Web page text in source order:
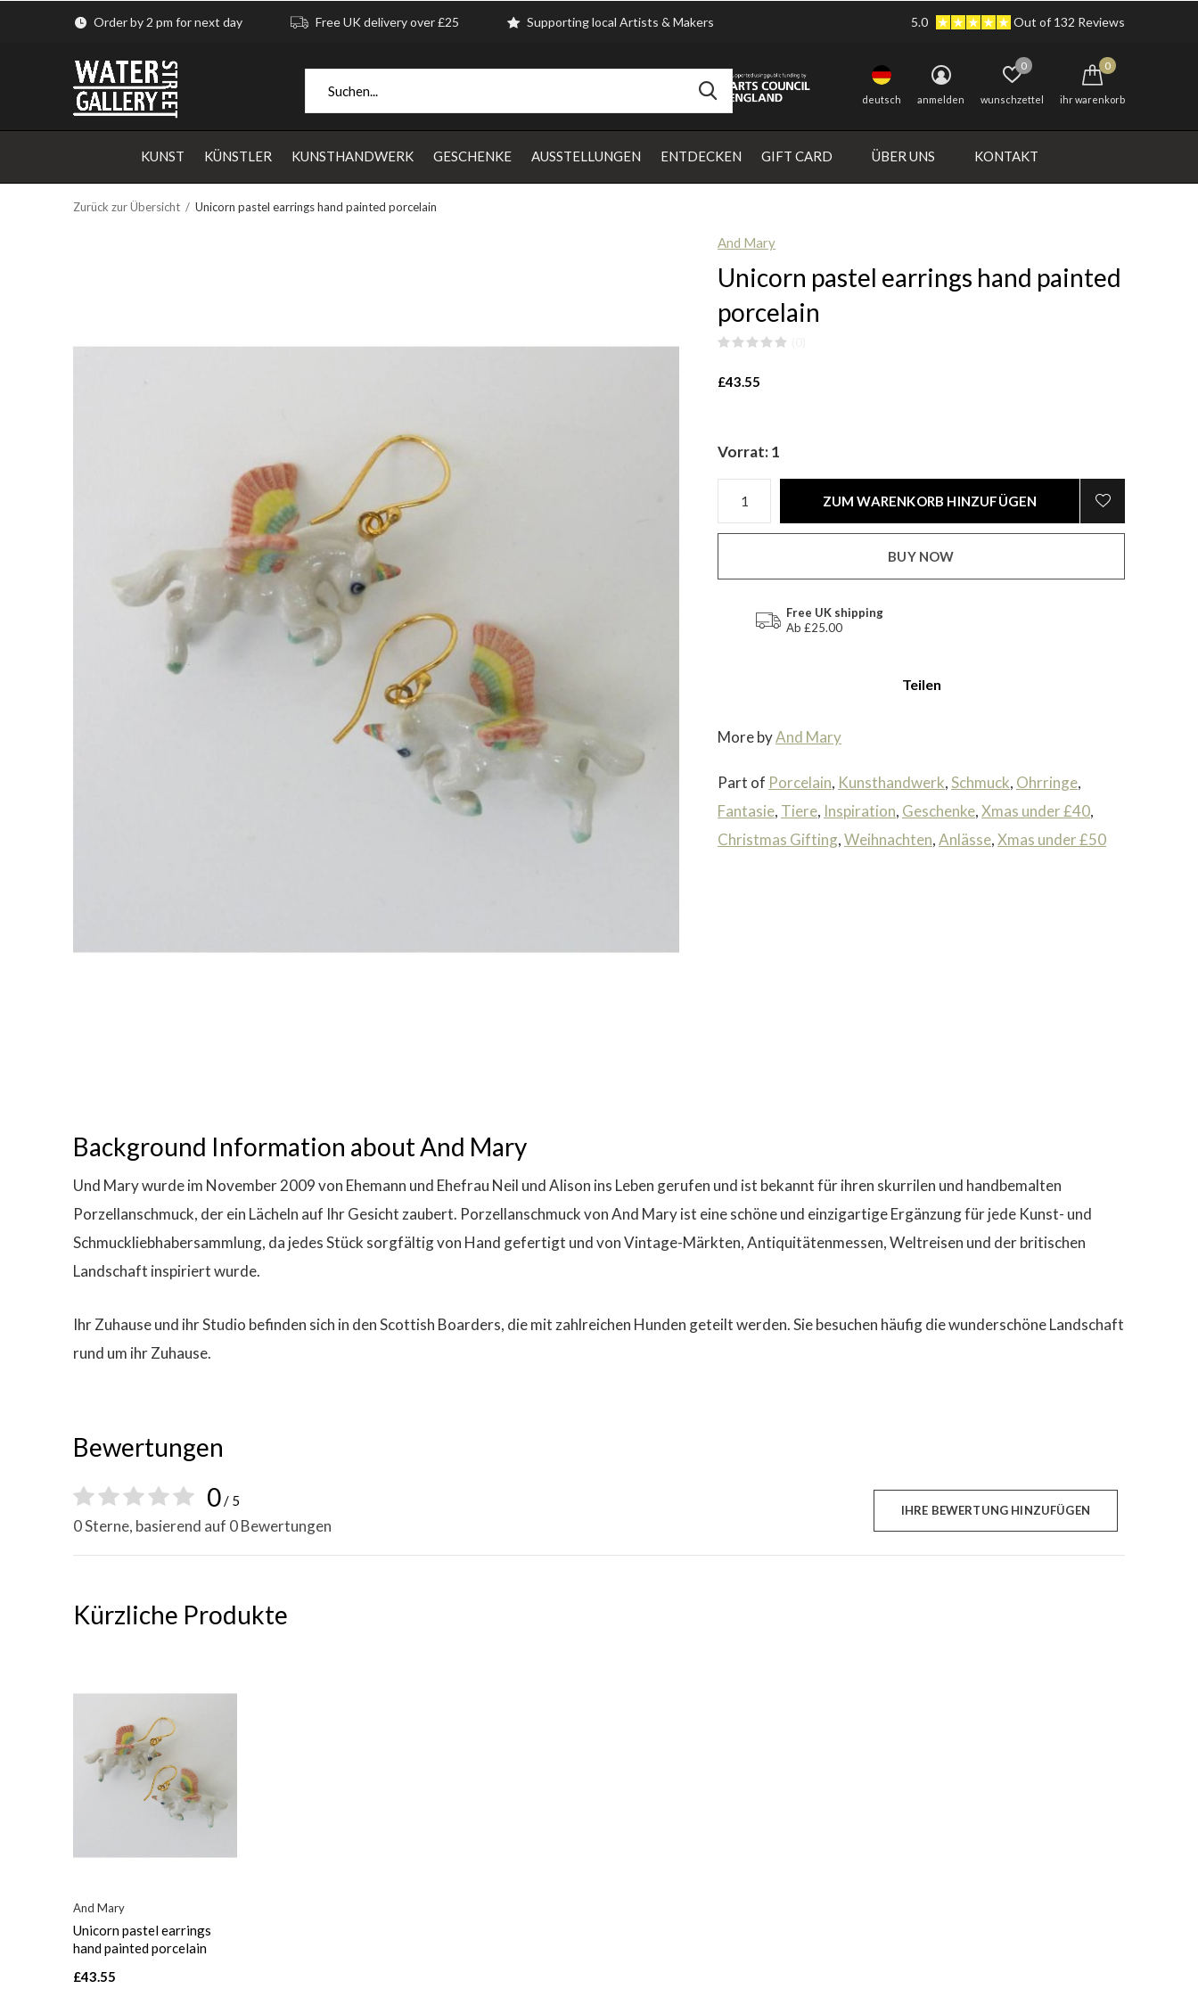
KUNST KÜNSTLER KUNSTHANDWERK GESCHENKE AUSSTELLUNGEN ENTDECKEN GIFT CARD ÜBER UNS KONTAKT
deutsch anmelden wunschzettel
0
ihr warenkorb
0
Order by 2 pm for next day Free UK delivery over £25 Supporting local Artists & Makers 5.0 Out of 132 Reviews
Zurück zur Übersicht Unicorn pastel earrings hand painted porcelain
And Mary
Unicorn pastel earrings hand painted
porcelain
£43.55
Vorrat: 1
ZUM WARENKORB HINZUFÜGEN
BUY NOW
Free UK shipping
Ab £25.00
Teilen
More byAnd Mary
Part of Porcelain, Kunsthandwerk,Schmuck, Ohrringe,
Fantasie, Tiere, Inspiration, Geschenke,Xmas under £40,
Christmas Gifting,Weihnachten,Anlässe,Xmas under £50
Background Information about And Mary
Und Mary wurde im November 2009 von Ehemann und Ehefrau Neil und Alison ins Leben gerufen und ist bekannt für ihren skurrilen und handbemalten
Porzellanschmuck, der ein Lächeln auf Ihr Gesicht zaubert. Porzellanschmuck von And Mary ist eine schöne und einzigartige Ergänzung für jede Kunst- und
Schmuckliebhabersammlung, da jedes Stück sorgfältig von Hand gefertigt und von Vintage-Märkten, Antiquitätenmessen, Weltreisen und der britischen
Landschaft inspiriert wurde.
Ihr Zuhause und ihr Studio befinden sich in den Scottish Boarders, die mit zahlreichen Hunden geteilt werden. Sie besuchen häufig die wunderschöne Landschaft
rund um ihr Zuhause.
Bewertungen
0/ 5
0 Sterne, basierend auf 0 Bewertungen
IHRE BEWERTUNG HINZUFÜGEN
Kürzliche Produkte
And Mary
Unicorn pastel earrings
hand painted porcelain
£43.55